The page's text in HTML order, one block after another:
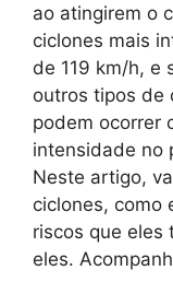
ao atingirem o
ciclones mais
de 119 km/h, e
outros tipos de
podem ocorrer
intensidade no
Neste artigo,
ciclones, como
riscos que eles
eles.